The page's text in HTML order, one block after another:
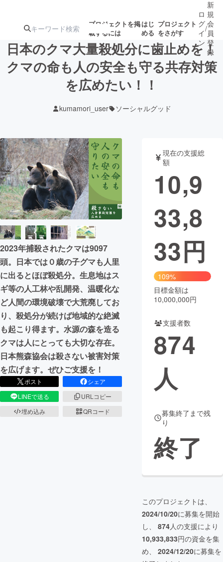
プロジェクトを掲
載するには
はじ
める
プロジェクト
をさがす
注目のリ 注目の新着プロ
ジェクト
募集終了が近いプ
テクノロジー・ガジェット
映像・映画 書籍・雑誌
ビジネス・起業 チャレンジ
まちづくり・地域活性化
CAMPFIRE for Social Good
CAMPFIRE Creation
CAMPFIREふるさと納税machi-ya コミュニティ
ロ
グ
イ
ン
/
新
規
会
員
登
録
日本のクマ大量殺処分に歯止めを！
クマの命も人の安全も守る共存対策
を広めたい！！
kumamori_user ソーシャルグッド
2023年捕殺されたクマは9097
頭。日本では０歳の子グマも人里
に出るとほぼ殺処分。生息地はス
ギ等の人工林や乱開発、温暖化な
ど人間の環境破壊で大荒廃してお
り、殺処分が続けば地域的な絶滅
も起こり得ます。水源の森を造る
クマは人にとっても大切な存在。
日本熊森協会は殺さない被害対策
を広げます。ぜひご支援を！
ポスト
シェア
LINEで送る
URLコピー
埋め込み
QRコード
現在の支援総
額
10,9
33,8
33円
109%
目標金額は
10,000,000円
支援者数
874
人
募集終了まで残
り
終了
このプロジェクトは、
2024/10/20に募集を開始
し、 874人の支援により
10,933,833円の資金を集
め、 2024/12/20に募集を